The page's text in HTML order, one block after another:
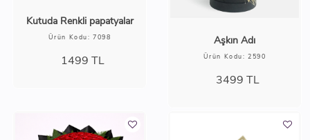
Kutuda Renkli papatyalar
Ürün Kodu: 7098
1499 TL
Aşkın Adı
Ürün Kodu: 2590
3499 TL